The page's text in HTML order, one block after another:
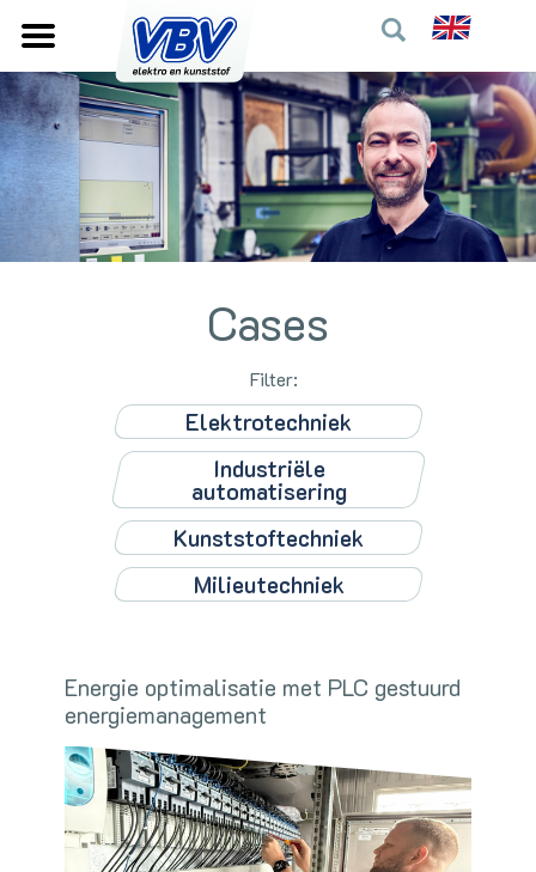
Cases
Filter:
Elektrotechniek
Industriële
automatisering
Kunststoftechniek
Milieutechniek
Energie optimalisatie met PLC gestuurd
energiemanagement